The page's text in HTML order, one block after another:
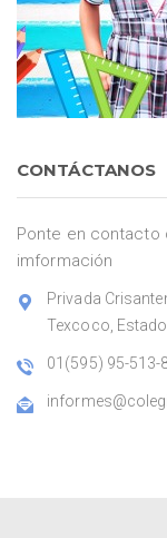
CONTÁCTANOS
Ponte en contacto
imformación
Privada
Texcoco, Estado
01(595) 95-513-